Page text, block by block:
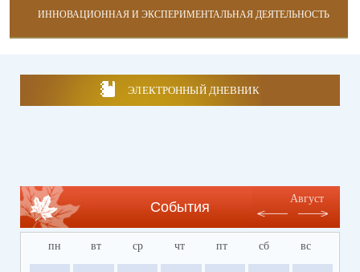
ИННОВАЦИОННАЯ И ЭКСПЕРИМЕНТАЛЬНАЯ ДЕЯТЕЛЬНОСТЬ
ЭЛЕКТРОННЫЙ ДНЕВНИК
События
Август
пн вт ср чт пт сб вс